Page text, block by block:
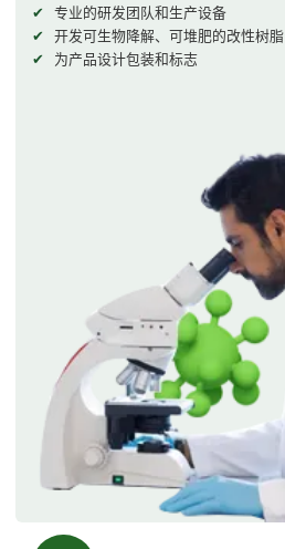
专业的研发团队和生产设备
开发可生物降解、可堆肥的改性树脂
为产品设计包装和标志